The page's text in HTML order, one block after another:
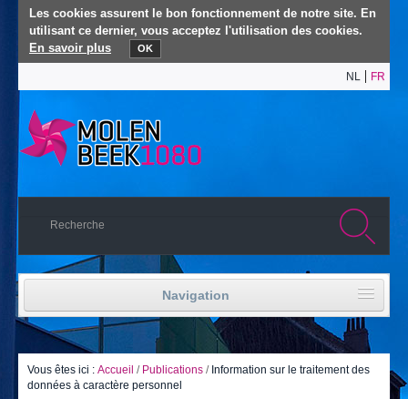
Les cookies assurent le bon fonctionnement de notre site. En
utilisant ce dernier, vous acceptez l'utilisation des cookies.
En savoir plus
OK
NL FR
Navigation
Accueil
Vie politique
Vous êtes ici : Accueil / Publications / Information sur le traitement des
données à caractère personnel